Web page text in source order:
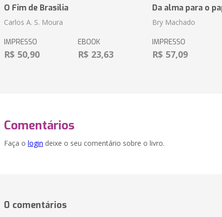
O Fim de Brasilia
Carlos A. S. Moura
IMPRESSO
R$ 50,90
EBOOK
R$ 23,63
Da alma para o
Bry Machado
IMPRESSO
R$ 57,09
Comentários
Faça o login deixe o seu comentário sobre o livro.
0 comentários